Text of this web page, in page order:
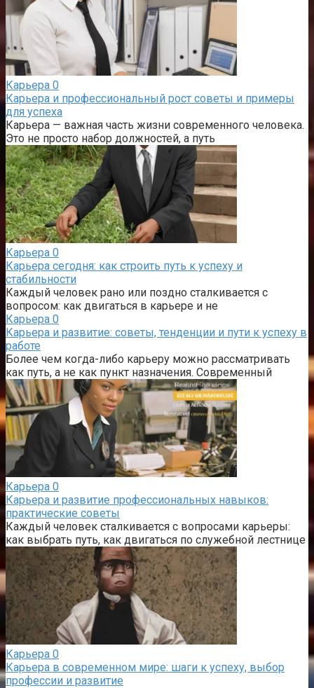
Карьера 0
Карьера и профессиональный рост советы и примеры
для успеха
Карьера — важная часть жизни современного человека.
Это не просто набор должностей, а путь
Карьера 0
Карьера сегодня: как строить путь к успеху и
стабильности
Каждый человек рано или поздно сталкивается с
вопросом: как двигаться в карьере и не
Карьера 0
Карьера и развитие: советы, тенденции и пути к успеху в
работе
Более чем когда-либо карьеру можно рассматривать
как путь, а не как пункт назначения. Современный
Карьера 0
Карьера и развитие профессиональных навыков:
практические советы
Каждый человек сталкивается с вопросами карьеры:
как выбрать путь, как двигаться по служебной лестнице
Карьера 0
Карьера в современном мире: шаги к успеху, выбор
профессии и развитие